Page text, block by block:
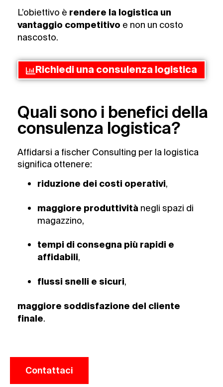
L’obiettivo è rendere la logistica un
vantaggio competitivo e non un costo
nascosto.
Richiedi una consulenza logistica
Quali sono i benefici della
consulenza logistica?
Affidarsi a fischer Consulting per la logistica
significa ottenere:
riduzione dei costi operativi,
maggiore produttività negli spazi di
magazzino,
tempi di consegna più rapidi e
affidabili,
flussi snelli e sicuri,
maggiore soddisfazione del cliente
finale.
Contattaci